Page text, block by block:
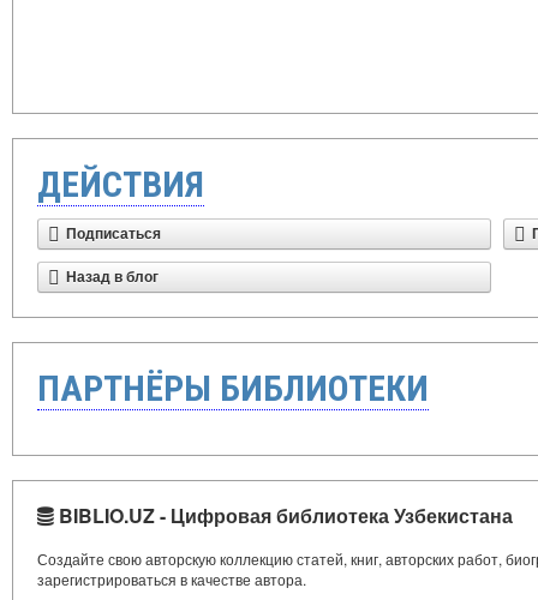
ДЕЙСТВИЯ
Подписаться
Назад в блог
ПАРТНЁРЫ БИБЛИОТЕКИ
BIBLIO.UZ - Цифровая библиотека Узбекистана
Создайте свою авторскую коллекцию статей, книг, авторских работ,
зарегистрироваться в качестве автора.